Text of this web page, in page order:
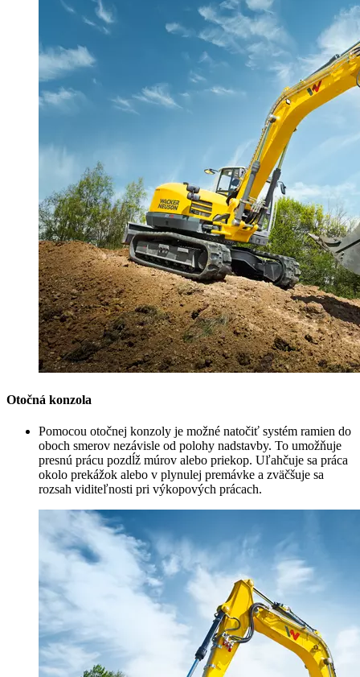
Otočná konzola
Pomocou otočnej konzoly je možné natočiť systém ramien do
oboch smerov nezávisle od polohy nadstavby. To umožňuje
presnú prácu pozdĺž múrov alebo priekop. Uľahčuje sa práca
okolo prekážok alebo v plynulej premávke a zväčšuje sa
rozsah viditeľnosti pri výkopových prácach.